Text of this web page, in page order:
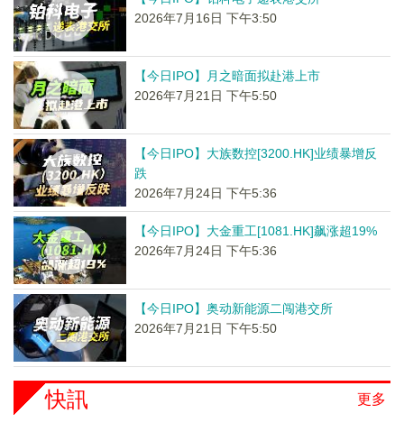
2026年7月16日 下午3:50
【今日IPO】月之暗面拟赴港上市
2026年7月21日 下午5:50
【今日IPO】大族数控[3200.HK]业绩暴增反
跌
2026年7月24日 下午5:36
【今日IPO】大金重工[1081.HK]飙涨超19%
2026年7月24日 下午5:36
【今日IPO】奥动新能源二闯港交所
2026年7月21日 下午5:50
更多
快訊